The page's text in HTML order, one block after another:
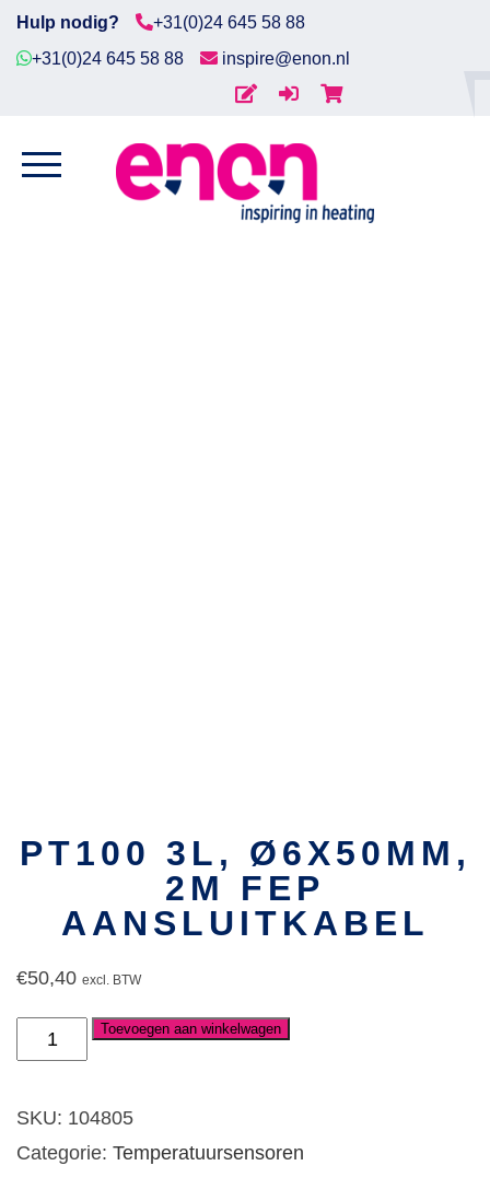
Diensten
Hulp nodig?
+31(0)24 645 58 88
+31(0)24 645 58 88
inspire@enon.nl
Meet- &
Regel
Temperatuursensoren/ Pt100 3l, ø6x50mm,
PT100 3L, Ø6X50MM,
2M FEP
AANSLUITKABEL
€50,40 excl. BTW
Pt100
Toevoegen aan winkelwagen
SKU: 104805
Categorie: Temperatuursensoren